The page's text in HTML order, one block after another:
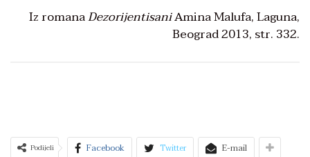
Iz romanaDezorijentisaniAmina Malufa, Laguna,
Beograd 2013, str. 332.
Podijeli Facebook Twitter E-mail